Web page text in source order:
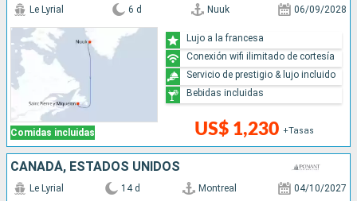
Comidas incluidas
Le Lyrial 6 d Nuuk 06/09/2028
US$ 1,230 +Tasas
Lujo a la francesa
Conexión wifi ilimitado de cortesía
Servicio de prestigio & lujo incluido
Bebidas incluidas
CANADÁ, ESTADOS UNIDOS
Le Lyrial 14 d Montreal 04/10/2027